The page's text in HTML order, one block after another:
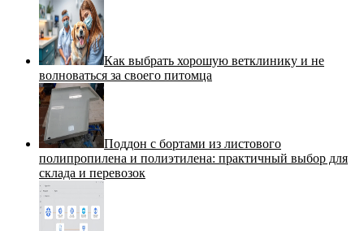
Как выбрать хорошую ветклинику и не
волноваться за своего питомца
Поддон с бортами из листового
полипропилена и полиэтилена: практичный выбор для
склада и перевозок